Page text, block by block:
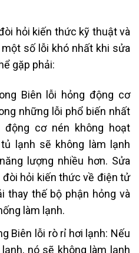
hỏi kiến thức kỹ thuật và
số lỗi khó nhất khi sửa
gặp phải:
Biên lỗi hỏng động cơ
những lỗi phổ biến nhất
động cơ nén không hoạt
lạnh sẽ không làm lạnh
lượng nhiều hơn. Sửa
hỏi kiến thức về điện tử
thay thế bộ phận hỏng và
làm lạnh.
Biên lỗi rò rỉ hơi lạnh: Nếu
nó sẽ không làm lạnh